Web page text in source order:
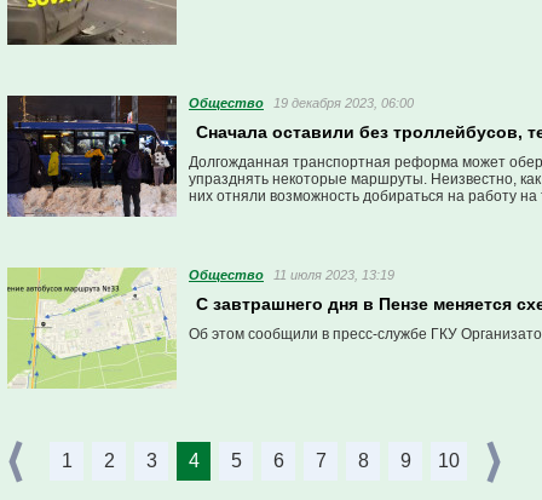
Общество 19 декабря 2023, 06:00
Сначала оставили без троллейбусов,
Долгожданная транспортная реформа может
упразднять некоторые маршруты. Неизвестно,
них отняли возможность добираться на работу
Общество 11 июля 2023, 13:19
С завтрашнего дня в Пензе меняется
Об этом сообщили в пресс-службе ГКУ
1 2 3 4 5 6 7 8 9 10